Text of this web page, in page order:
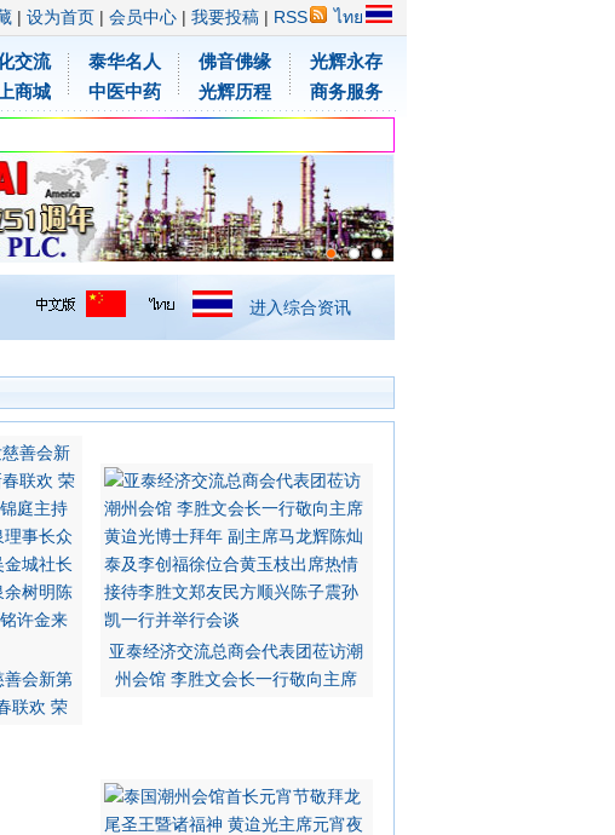
| 设为首页 | 会员中心 | 我要投稿 | RSS ไทย
交流
商城
泰华名人
中医中药
佛音佛缘
光辉历程
光辉永存
商务服务
进入综合资讯
善会新第
联欢 荣
亚泰经济交流总商会代表团莅访潮
州会馆 李胜文会长一行敬向主席